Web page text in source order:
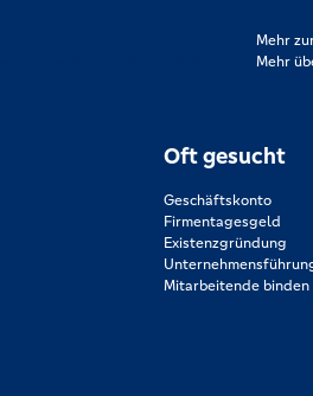
Mehr
Mehr
Oft gesucht
Geschäftskonto
Firmentagesgeld
Existenzgründung
Mitarbeitende binden